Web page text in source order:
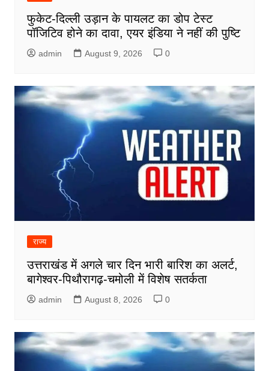
फुकेट-दिल्ली उड़ान के पायलट का डोप टेस्ट
पॉजिटिव होने का दावा, एयर इंडिया ने नहीं की पुष्टि
admin August 9, 2026 0
राज्य
उत्तराखंड में अगले चार दिन भारी बारिश का अलर्ट,
बागेश्वर-पिथौरागढ़-चमोली में विशेष सतर्कता
admin August 8, 2026 0